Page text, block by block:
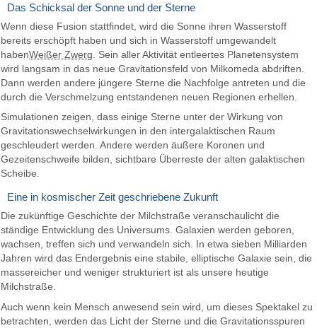
Das Schicksal der Sonne und der Sterne
Wenn diese Fusion stattfindet, wird die Sonne ihren Wasserstoff
bereits erschöpft haben und sich in Wasserstoff umgewandelt
habenWeißer Zwerg . Sein aller Aktivität entleertes Planetensystem
wird langsam in das neue Gravitationsfeld von Milkomeda abdriften.
Dann werden andere jüngere Sterne die Nachfolge antreten und die
durch die Verschmelzung entstandenen neuen Regionen erhellen.
Simulationen zeigen, dass einige Sterne unter der Wirkung von
Gravitationswechselwirkungen in den intergalaktischen Raum
geschleudert werden. Andere werden äußere Koronen und
Gezeitenschweife bilden, sichtbare Überreste der alten galaktischen
Scheibe.
Eine in kosmischer Zeit geschriebene Zukunft
Die zukünftige Geschichte der Milchstraße veranschaulicht die
ständige Entwicklung des Universums. Galaxien werden geboren,
wachsen, treffen sich und verwandeln sich. In etwa sieben Milliarden
Jahren wird das Endergebnis eine stabile, elliptische Galaxie sein, die
massereicher und weniger strukturiert ist als unsere heutige
Milchstraße.
Auch wenn kein Mensch anwesend sein wird, um dieses Spektakel zu
betrachten, werden das Licht der Sterne und die Gravitationsspuren